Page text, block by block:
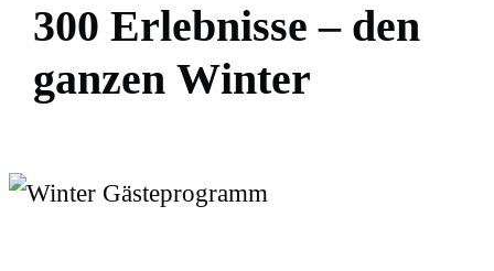
300 Erlebnisse – den
ganzen Winter